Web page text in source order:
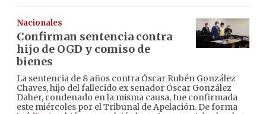
Nacionales
Confirman sentencia contra
hijo de OGD y comiso de
bienes
La sentencia de 8 años contra Óscar Rubén González
Chaves, hijo del fallecido ex senador Óscar González
Daher, condenado en la misma causa, fue confirmada
este miércoles por el Tribunal de Apelación. De forma